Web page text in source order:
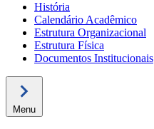
História
Calendário Acadêmico
Estrutura Organizacional
Estrutura Física
Documentos Institucionais
Menu